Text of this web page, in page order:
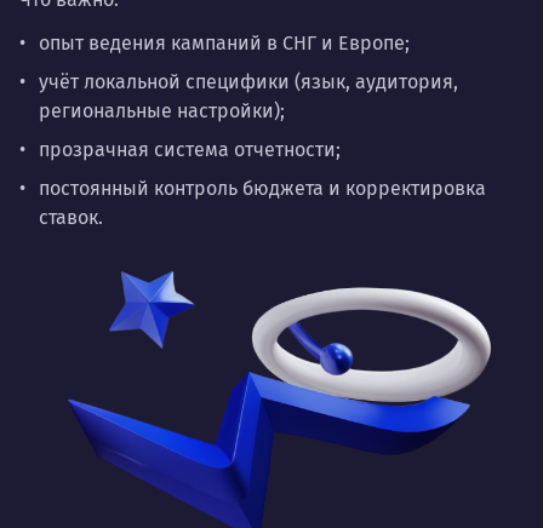
опыт ведения кампаний в СНГ и Европе;
учёт локальной специфики (язык, аудитория,
региональные настройки);
прозрачная система отчетности;
постоянный контроль бюджета и корректировка
ставок.